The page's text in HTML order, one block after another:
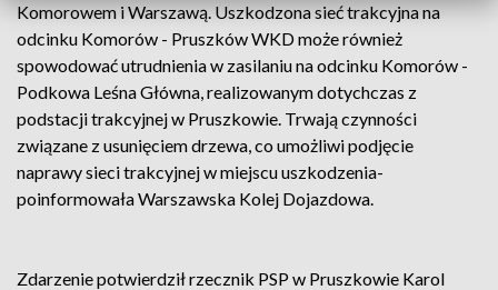
Komorowem i Warszawą. Uszkodzona sieć trakcyjna na
odcinku Komorów - Pruszków WKD może również
spowodować utrudnienia w zasilaniu na odcinku Komorów -
Podkowa Leśna Główna, realizowanym dotychczas z
podstacji trakcyjnej w Pruszkowie. Trwają czynności
związane z usunięciem drzewa, co umożliwi podjęcie
naprawy sieci trakcyjnej w miejscu uszkodzenia-
poinformowała Warszawska Kolej Dojazdowa.
Zdarzenie potwierdził rzecznik PSP w Pruszkowie Karol